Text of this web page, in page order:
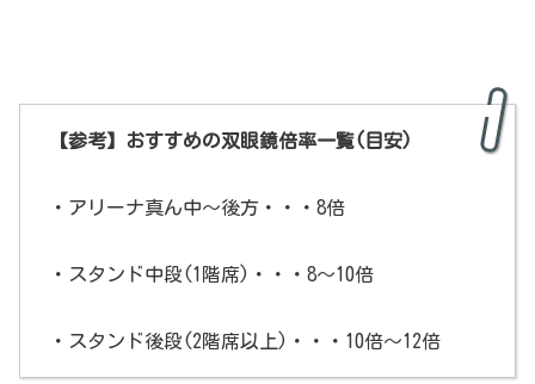
【参考】おすすめの双眼鏡倍率一覧(目安)
・アリーナ真ん中～後方・・・8倍
・スタンド中段(1階席)・・・8～10倍
・スタンド後段(2階席以上)・・・10倍～12倍